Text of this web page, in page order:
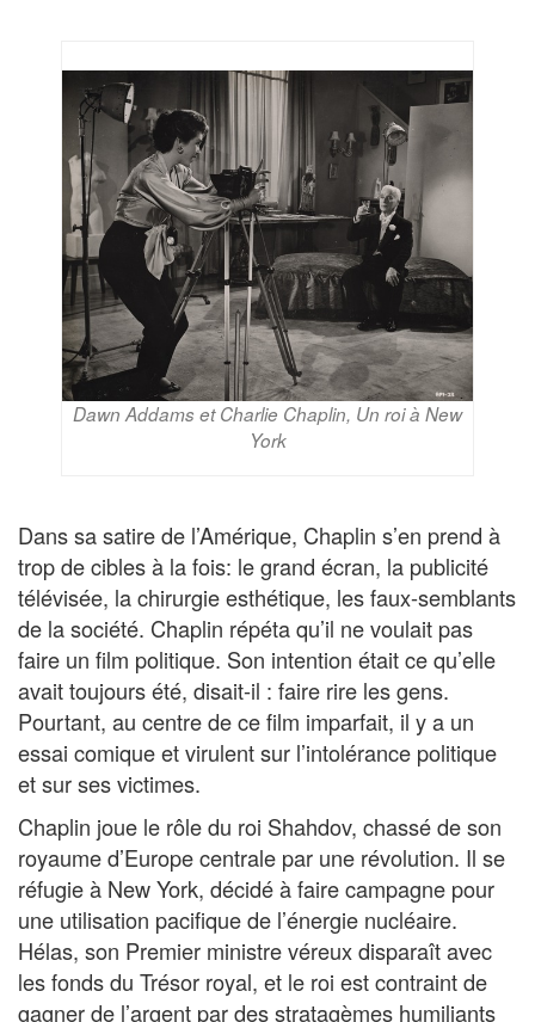
Dawn Addams et Charlie Chaplin, Un roi à New
York
Dans sa satire de l’Amérique, Chaplin s’en prend à
trop de cibles à la fois: le grand écran, la publicité
télévisée, la chirurgie esthétique, les faux-semblants
de la société. Chaplin répéta qu’il ne voulait pas
faire un film politique. Son intention était ce qu’elle
avait toujours été, disait-il : faire rire les gens.
Pourtant, au centre de ce film imparfait, il y a un
essai comique et virulent sur l’intolérance politique
et sur ses victimes.
Chaplin joue le rôle du roi Shahdov, chassé de son
royaume d’Europe centrale par une révolution. Il se
réfugie à New York, décidé à faire campagne pour
une utilisation pacifique de l’énergie nucléaire.
Hélas, son Premier ministre véreux disparaît avec
les fonds du Trésor royal, et le roi est contraint de
gagner de l’argent par des stratagèmes humiliants